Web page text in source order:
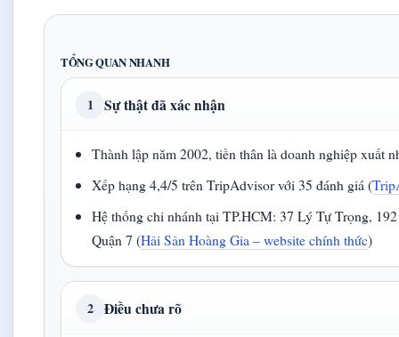
TỔNG QUAN NHANH
1 Sự thật đã xác nhận
Thành lập năm 2002, tiền thân là doanh nghiệp xuất
Xếp hạng 4,4/5 trên TripAdvisor với 35 đánh giá (
Hệ thống chi nhánh tại TP.HCM: 37 Lý Tự Trọng,
Quận 7 (Hải Sản Hoàng Gia – website chính thức)
2 Điều chưa rõ